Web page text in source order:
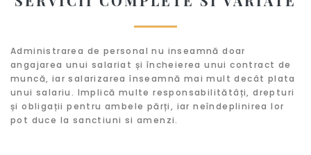
Administrarea de personal nu inseamnă doar
angajarea unui salariat și încheierea unui contract de
muncă, iar salarizarea înseamnă mai mult decât plata
unui salariu. Implică multe responsabilitătâți, drepturi
și obligații pentru ambele părți, iar neîndeplinirea lor
pot duce la sanctiuni si amenzi.